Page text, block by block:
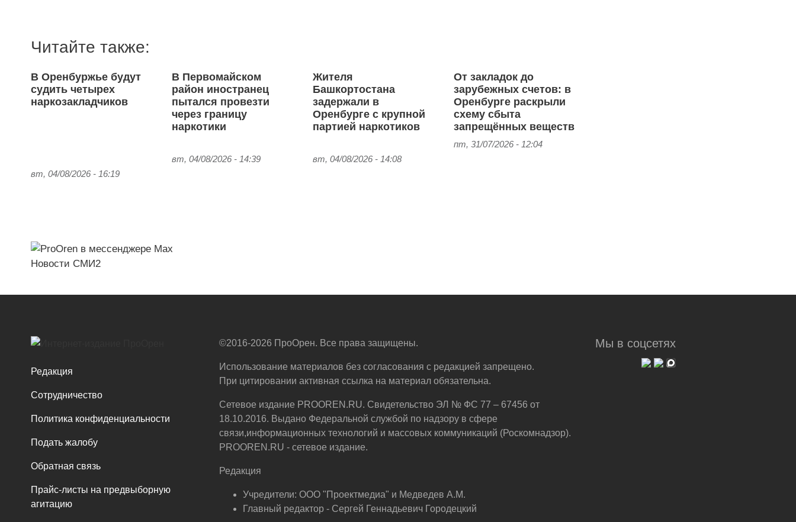
Читайте также:
В Оренбуржье будут
судить четырех
наркозакладчиков
вт, 04/08/2026 - 16:19
В Первомайском
район иностранец
пытался провезти
через границу
наркотики
вт, 04/08/2026 - 14:39
Жителя
Башкортостана
задержали в
Оренбурге с крупной
партией наркотиков
вт, 04/08/2026 - 14:08
От закладок до
зарубежных счетов: в
Оренбурге раскрыли
схему сбыта
запрещённых веществ
пт, 31/07/2026 - 12:04
Новости СМИ2
Редакция
Сотрудничество
Политика конфиденциальности
Подать жалобу
Обратная связь
Прайс-листы на предвыборную
агитацию
Мы в соцсетях
©2016-2026 ПроОрен. Все права защищены.
Использование материалов без согласования с редакцией запрещено.
При цитировании активная ссылка на материал обязательна.
Сетевое издание PROOREN.RU. Свидетельство ЭЛ № ФС 77 – 67456 от
18.10.2016. Выдано Федеральной службой по надзору в сфере
связи,информационных технологий и массовых коммуникаций (Роскомнадзор).
PROOREN.RU - сетевое издание.
Редакция
Учредители: ООО "Проектмедиа" и Медведев А.М.
Главный редактор - Сергей Геннадьевич Городецкий